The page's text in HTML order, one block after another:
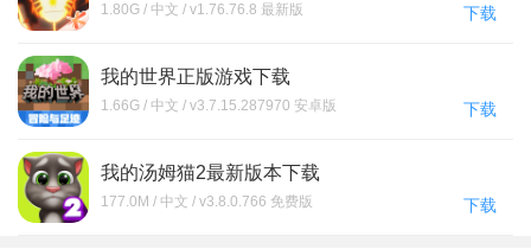
1.80G / 中文 / v1.76.76.8 最新版 下载
我的世界正版游戏下载
1.66G / 中文 / v3.7.15.287970 安卓版 下载
我的汤姆猫2最新版本下载
177.0M / 中文 / v3.8.0.766 免费版 下载